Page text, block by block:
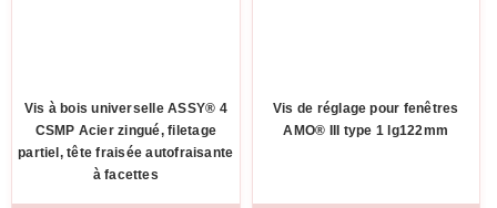
Vis à bois universelle ASSY® 4
CSMP Acier zingué, filetage
partiel, tête fraisée autofraisante
à facettes
Vis de réglage pour fenêtres
AMO® III type 1 lg122mm